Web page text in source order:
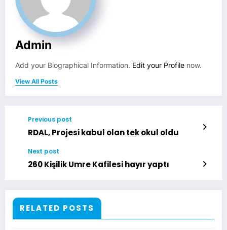
Admin
Add your Biographical Information. Edit your Profile now.
View All Posts
Previous post
RDAL, Projesi kabul olan tek okul oldu
Next post
260 Kişilik Umre Kafilesi hayır yaptı
RELATED POSTS